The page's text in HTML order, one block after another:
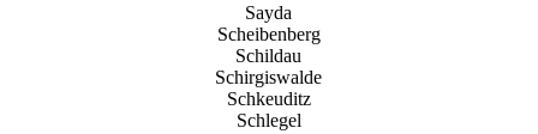
Sayda
Scheibenberg
Schildau
Schirgiswalde
Schkeuditz
Schlegel